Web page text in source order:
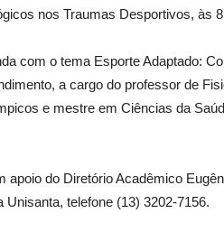
nos Traumas Desportivos, às
com o tema Esporte Adaptado:
a cargo do professor de
e mestre em Ciências da
apoio do Diretório Acadêmico
telefone (13) 3202-7156.